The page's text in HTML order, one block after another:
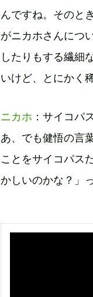
んですね。そのと
がニカホさんにつ
したりもする繊細
いけど、とにかく
ニカホ ：サイコパ
あ、でも健悟の言
ことをサイコパス
かしいのかな？」